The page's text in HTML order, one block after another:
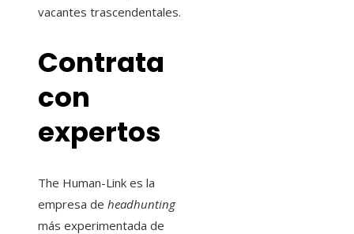
vacantes trascendentales.
Contrata
con
expertos
The Human-Link es la
empresa de headhunting
más experimentada de